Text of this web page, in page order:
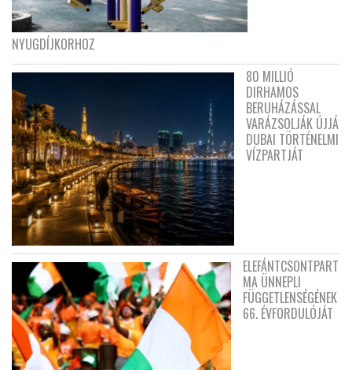
NYUGDÍJKORHOZ
80 MILLIÓ
DIRHAMOS
BERUHÁZÁSSAL
VARÁZSOLJÁK ÚJJÁ
DUBAI TÖRTÉNELMI
VÍZPARTJÁT
ELEFÁNTCSONTPART
MA ÜNNEPLI
FÜGGETLENSÉGÉNEK
66. ÉVFORDULÓJÁT